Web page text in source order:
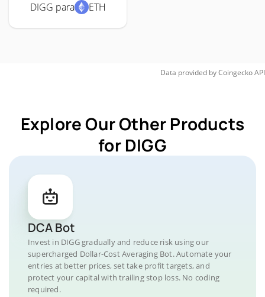
DIGG para ETH
Data provided byCoingeckoAPI
Explore Our Other Products
for DIGG
DCA Bot
Invest in DIGG gradually and reduce risk using our
supercharged Dollar-Cost Averaging Bot. Automate your
entries at better prices, set take profit targets, and
protect your capital with trailing stop loss. No coding
required.